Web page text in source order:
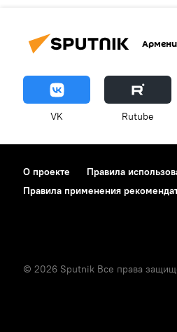
VK Rutube
О проекте Правила
Правила применения
© 2026 Sputnik Все права